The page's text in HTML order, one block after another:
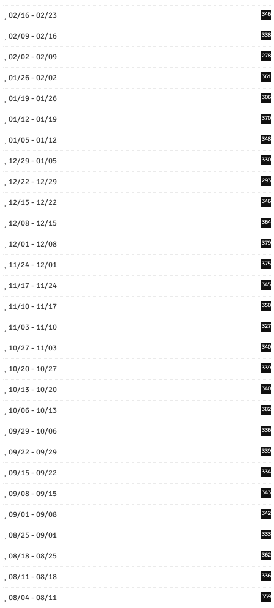
02/16 - 02/23 346
02/09 - 02/16 338
02/02 - 02/09 278
01/26 - 02/02 361
01/19 - 01/26 306
01/12 - 01/19 370
01/05 - 01/12 348
12/29 - 01/05 330
12/22 - 12/29 293
12/15 - 12/22 346
12/08 - 12/15 364
12/01 - 12/08 379
11/24 - 12/01 375
11/17 - 11/24 345
11/10 - 11/17 350
11/03 - 11/10 327
10/27 - 11/03 340
10/20 - 10/27 339
10/13 - 10/20 340
10/06 - 10/13 382
09/29 - 10/06 336
09/22 - 09/29 339
09/15 - 09/22 334
09/08 - 09/15 343
09/01 - 09/08 342
08/25 - 09/01 333
08/18 - 08/25 362
08/11 - 08/18 336
08/04 - 08/11 359